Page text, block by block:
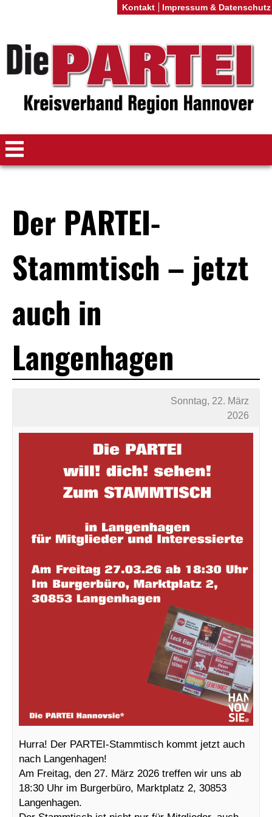
Der PARTEI-
Stammtisch – jetzt
auch in
Langenhagen
Sonntag, 22. März
2026
Hurra! Der PARTEI-Stammtisch kommt jetzt auch
nach Langenhagen!
Am Freitag, den 27. März 2026 treffen wir uns ab
18:30 Uhr im Burgerbüro, Marktplatz 2, 30853
Langenhagen.
Kontakt Impressum & Datenschutz